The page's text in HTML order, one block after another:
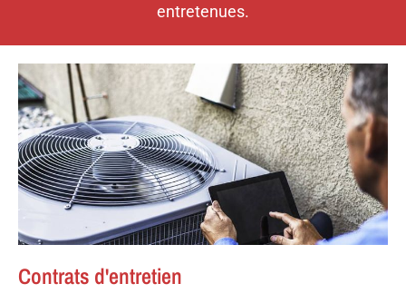
entretenues.
Contrats d'entretien